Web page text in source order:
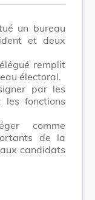
un bureau
et deux
remplit
électoral.
par les
les fonctions
comme
de la
candidats